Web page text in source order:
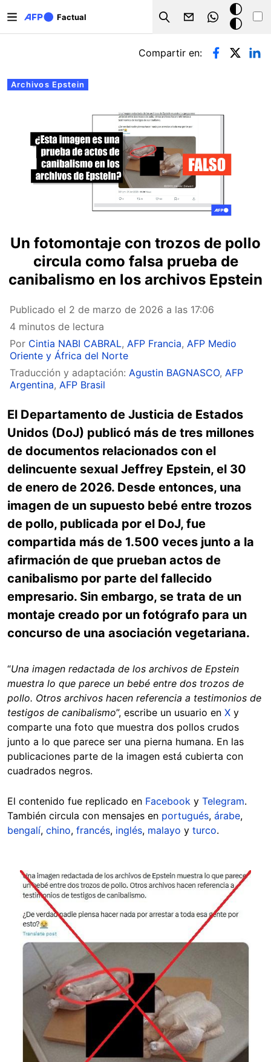
Factual
Search
Modo
oscuro
Solapas principales
Archivos Epstein
Compartir en:
Un fotomontaje con trozos de pollo
circula como falsa prueba de
canibalismo en los archivos Epstein
Publicado el 2 de marzo de 2026 a las 17:06
4 minutos de lectura
Por Cintia NABI CABRAL, AFP Francia, AFP Medio
Oriente y África del Norte
Traducción y adaptación: Agustin BAGNASCO, AFP
Argentina, AFP Brasil
El Departamento de Justicia de Estados
Unidos (DoJ) publicó más de tres millones
de documentos relacionados con el
delincuente sexual Jeffrey Epstein, el 30
de enero de 2026. Desde entonces, una
imagen de un supuesto bebé entre trozos
de pollo, publicada por el DoJ, fue
compartida más de 1.500 veces junto a la
afirmación de que prueban actos de
canibalismo por parte del fallecido
empresario. Sin embargo, se trata de un
montaje creado por un fotógrafo para un
concurso de una asociación vegetariana.
“Una imagen redactada de los archivos de Epstein
muestra lo que parece un bebé entre dos trozos de
pollo. Otros archivos hacen referencia a testimonios de
testigos de canibalismo”, escribe un usuario en X y
comparte una foto que muestra dos pollos crudos
junto a lo que parece ser una pierna humana. En las
publicaciones parte de la imagen está cubierta con
cuadrados negros.
El contenido fue replicado en Facebook y Telegram.
También circula con mensajes en portugués, árabe,
bengalí, chino, francés, inglés, malayo y turco.
Image